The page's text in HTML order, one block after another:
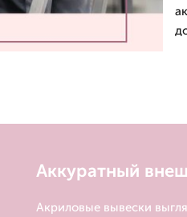
Аккуратный
Акриловые вывески